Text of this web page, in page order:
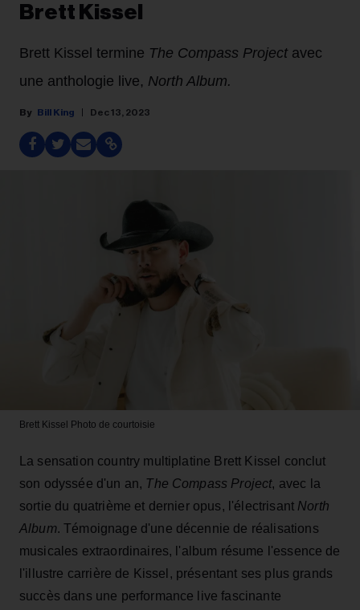
Brett Kissel
Brett Kissel termine The Compass Projectavec
une anthologie live, North Album.
Bill King Dec 13, 2023
Brett Kissel Photo de courtoisie
La sensation country multiplatine Brett Kissel conclut
son odyssée d'un an, The Compass Project, avec la
sortie du quatrième et dernier opus, l'électrisant North
Album. Témoignage d'une décennie de réalisations
musicales extraordinaires, l'album résume l'essence de
l'illustre carrière de Kissel, présentant ses plus grands
succès dans une performance live fascinante